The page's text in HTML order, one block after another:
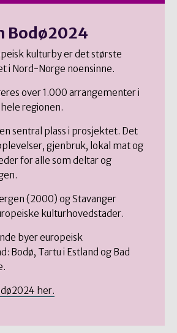
Bodø2024
kulturby er det største
i Nord-Norge noensinne.
over 1.000 arrangementer i
regionen.
sentral plass i prosjektet. Det
gjenbruk, lokal mat og
for alle som deltar og
(2000) og Stavanger
kulturhovedstader.
byer europeisk
Bodø, Tartu i Estland og Bad
her.